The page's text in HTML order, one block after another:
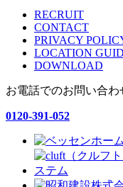
RECRUIT
CONTACT
PRIVACY
LOCATION
DOWNLOAD
お電話でのお問い合わ
0120-391-052